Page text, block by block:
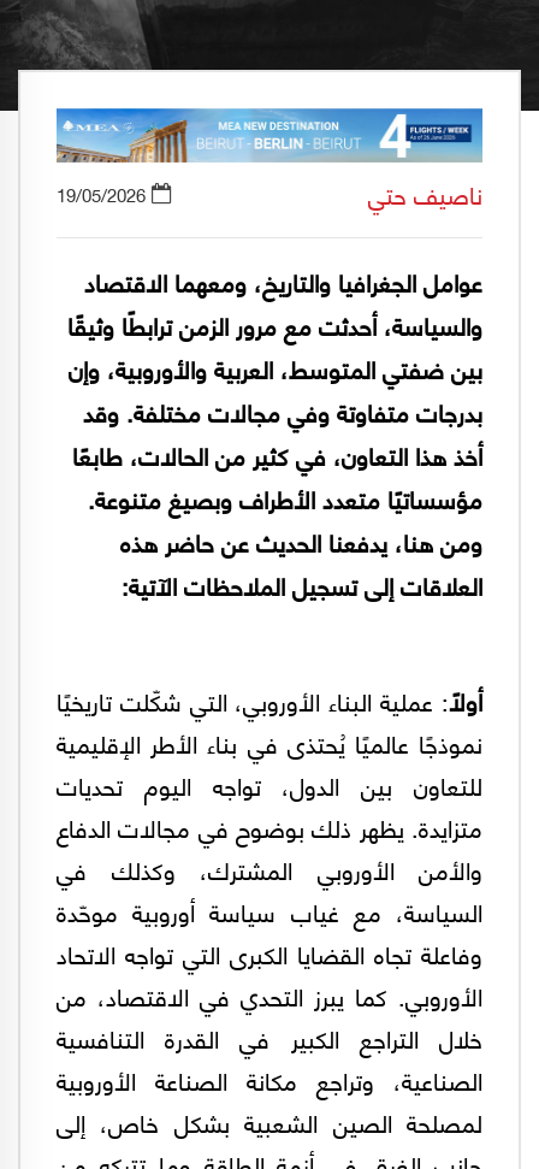
ناصيف حتي 19/05/2026
عوامل الجغرافيا والتاريخ، ومعهما الاقتصاد
والسياسة، أحدثت مع مرور الزمن ترابطًا وثيقًا
بين ضفتي المتوسط، العربية والأوروبية، وإن
بدرجات متفاوتة وفي مجالات مختلفة. وقد
أخذ هذا التعاون، في كثير من الحالات، طابعًا
مؤسساتيًا متعدد الأطراف وبصيغ متنوعة.
ومن هنا، يدفعنا الحديث عن حاضر هذه
العلاقات إلى تسجيل الملاحظات الآتية:
أولًا: عملية البناء الأوروبي، التي شكّلت تاريخيًا
نموذجًا عالميًا يُحتذى في بناء الأطر الإقليمية
للتعاون بين الدول، تواجه اليوم تحديات
متزايدة. يظهر ذلك بوضوح في مجالات الدفاع
والأمن الأوروبي المشترك، وكذلك في
السياسة، مع غياب سياسة أوروبية موحّدة
وفاعلة تجاه القضايا الكبرى التي تواجه الاتحاد
الأوروبي. كما يبرز التحدي في الاقتصاد، من
خلال التراجع الكبير في القدرة التنافسية
الصناعية، وتراجع مكانة الصناعة الأوروبية
لمصلحة الصين الشعبية بشكل خاص، إلى